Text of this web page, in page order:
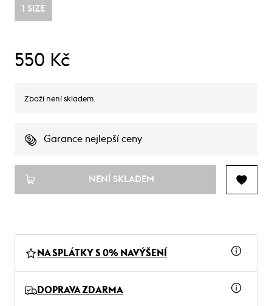
1 SIZE
550 Kč
Zboží není skladem.
Garance nejlepší ceny
NENÍ SKLADEM
NA SPLÁTKY S 0% NAVÝŠENÍ
DOPRAVA ZDARMA